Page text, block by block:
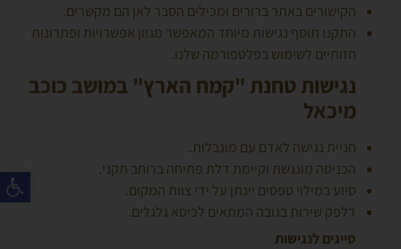
הקישורים באתר ברורים ומכילים הסבר לאן הם מקשרים.
התקנו תוסף נגישות מיוחד המאפשר מגוון אפשרויות ופתרונות
חזותיים לשימוש בפלטפורמה שלנו.
נגישות טחנת "קמח הארץ" במושב כוכב
מיכאל
חניית נגישה לאדם עם מוגבלות.
הכניסה מונגשת וקיימת דלת פתיחה ברוחב תקני.
סיוע במילוי טפסים יינתן על ידי צוות המקום.
דלפק שירות בגובה המתאים לכיסא גלגלים.
סייגים לנגישות